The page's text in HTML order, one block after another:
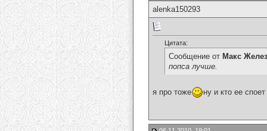
alenka150293
Цитата:
Сообщение от Макс
попса лучше.
я про тоже ну и кто ее споет